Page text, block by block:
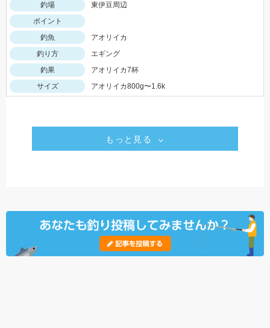
釣場
東伊豆周辺
ポイント
釣魚
アオリイカ
釣り方
エギング
釣果
アオリイカ7杯
サイズ
アオリイカ800g〜1.6k
もっと見る